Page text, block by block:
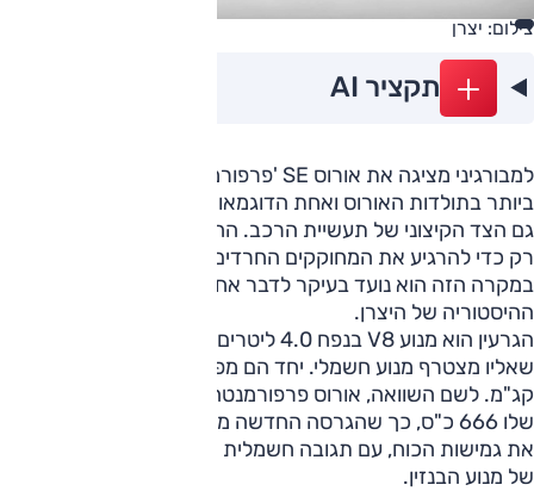
צילום: יצרן
תקציר AI
למבורגיני מציגה את אורוס SE 'פרפורמנטה', הגרסה החזקה
ביותר בתולדות האורוס ואחת הדוגמאות האחרונות לשינוי שעובר
גם הצד הקיצוני של תעשיית הרכב. החשמל כבר לא משמש כאן
רק כדי להרגיע את המחוקקים החרדים לאיכות האוויר, אלא
במקרה הזה הוא נועד בעיקר לדבר אחד - להכניס אותו לספרי
ההיסטוריה של היצרן.
הגרעין הוא מנוע V8 בנפח 4.0 ליטרים עם שני מגדשי טורבו,
קג"מ. לשם השוואה, אורוס פרפורמנטה הקודם סחט מהקרביים
את גמישות הכוח, עם תגובה חשמלית מיידית שמצטרפת ליכולת
של מנוע הבנזין.